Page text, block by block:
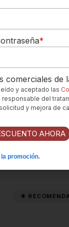
para acompañar
para cualquier
*
comerciales de
y aceptado las
responsable del
y mejora de
AHORA
promoción.